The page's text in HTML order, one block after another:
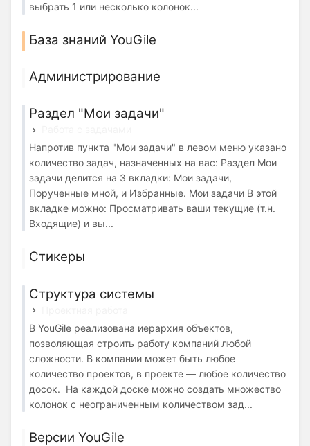
выбрать 1 или несколько колонок...
База знаний YouGile
Администрирование
Раздел "Мои задачи"
Напротив пункта "Мои задачи" в левом меню указано
количество задач, назначенных на вас: Раздел Мои
задачи делится на 3 вкладки: Мои задачи,
Порученные мной, и Избранные. Мои задачи В этой
вкладке можно: Просматривать ваши текущие (т.н.
Входящие) и вы...
Стикеры
Структура системы
В YouGile реализована иерархия объектов,
позволяющая строить работу компаний любой
сложности. В компании может быть любое
количество проектов, в проекте — любое количество
досок. На каждой доске можно создать множество
колонок с неограниченным количеством зад...
Версии YouGile